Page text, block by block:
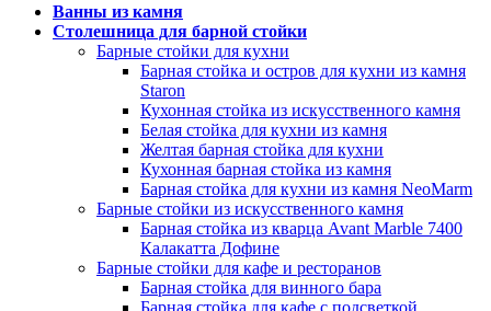
Ванны из камня
Столешница для барной стойки
Барные стойки для кухни
Барная стойка и остров для кухни из камня
Staron
Кухонная стойка из искусственного камня
Белая стойка для кухни из камня
Желтая барная стойка для кухни
Кухонная барная стойка из камня
Барная стойка для кухни из камня NeoMarm
Барные стойки из искусственного камня
Барная стойка из кварца Avant Marble 7400
Калакатта Дофине
Барные стойки для кафе и ресторанов
Барная стойка для винного бара
Барная стойка для кафе с подсветкой